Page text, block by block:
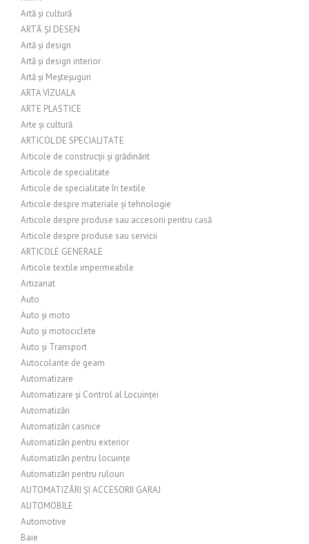
Artă și cultură
ARTĂ ȘI DESEN
Artă și design
Artă și design interior
Artă și Meșteșuguri
ARTA VIZUALA
ARTE PLASTICE
Arte și cultură
ARTICOL DE SPECIALITATE
Articole de construcții și grădinărit
Articole de specialitate
Articole de specialitate în textile
Articole despre materiale și tehnologie
Articole despre produse sau accesorii pentru casă
Articole despre produse sau servicii
ARTICOLE GENERALE
Articole textile impermeabile
Artizanat
Auto
Auto și moto
Auto și motociclete
Auto și Transport
Autocolante de geam
Automatizare
Automatizare și Control al Locuinței
Automatizări
Automatizări casnice
Automatizări pentru exterior
Automatizări pentru locuințe
Automatizări pentru rulouri
AUTOMATIZĂRI ȘI ACCESORII GARAJ
AUTOMOBILE
Automotive
Baie